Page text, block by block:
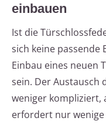
einbauen
Ist die
sich keine passende
Einbau eines neuen
sein. Der Austausch
weniger kompliziert,
erfordert nur wenige